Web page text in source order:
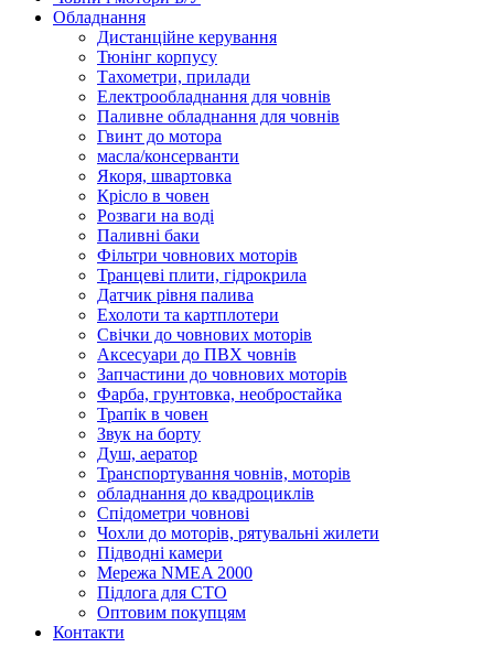
Обладнання
Дистанційне керування
Тюнінг корпусу
Тахометри, прилади
Електрообладнання для човнів
Паливне обладнання для човнів
Гвинт до мотора
масла/консерванти
Якоря, швартовка
Крісло в човен
Розваги на воді
Паливні баки
Фільтри човнових моторів
Транцеві плити, гідрокрила
Датчик рівня палива
Ехолоти та картплотери
Cвічки до човнових моторів
Аксесуари до ПВХ човнів
Запчастини до човнових моторів
Фарба, грунтовка, необростайка
Трапік в човен
Звук на борту
Душ, аератор
Транспортування човнів, моторів
обладнання до квадроциклів
Спідометри човнові
Чохли до моторів, рятувальні жилети
Підводні камери
Мережа NMEA 2000
Підлога для СТО
Оптовим покупцям
Контакти